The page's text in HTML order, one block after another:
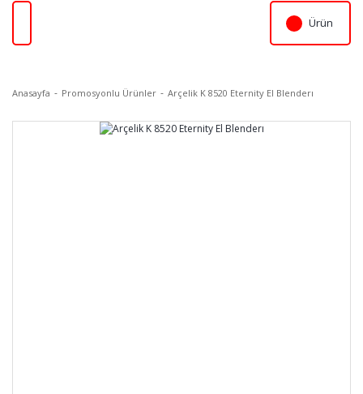
Ürün
Anasayfa Promosyonlu Ürünler Arçelik K 8520 Eternity El Blenderı